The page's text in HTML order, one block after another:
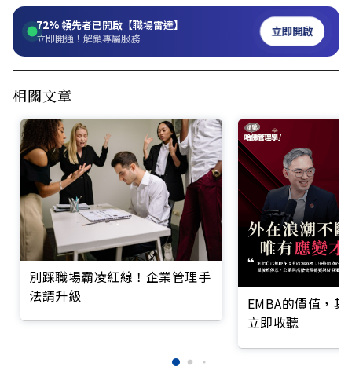
72%領先者已開啟【職場雷達】
立即開通！解鎖專屬服務 立即開啟
相關文章
別踩職場霸凌紅線！企業管理手
法請升級
EMBA的價值，
立即收聽